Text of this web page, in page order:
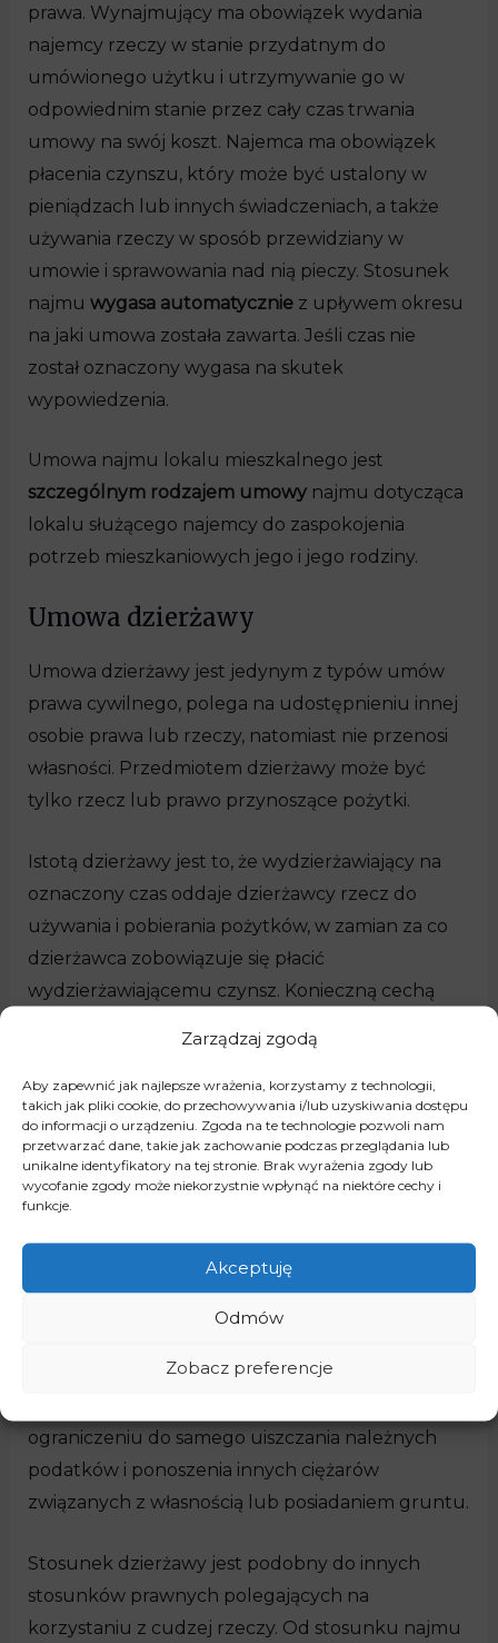
Zarządzaj zgodą
Aby zapewnić jak najlepsze wrażenia, korzystamy z technologii,
takich jak pliki cookie, do przechowywania i/lub uzyskiwania dostępu
do informacji o urządzeniu. Zgoda na te technologie pozwoli nam
przetwarzać dane, takie jak zachowanie podczas przeglądania lub
unikalne identyfikatory na tej stronie. Brak wyrażenia zgody lub
wycofanie zgody może niekorzystnie wpłynąć na niektóre cechy i
funkcje.
Akceptuję
Odmów
Zobacz preferencje
prawa. Wynajmujący ma obowiązek wydania
najemcy rzeczy w stanie przydatnym do
umówionego użytku i utrzymywanie go w
odpowiednim stanie przez cały czas trwania
umowy na swój koszt. Najemca ma obowiązek
płacenia czynszu, który może być ustalony w
pieniądzach lub innych świadczeniach, a także
używania rzeczy w sposób przewidziany w
umowie i sprawowania nad nią pieczy. Stosunek
najmu wygasa automatyczniez upływem okresu
na jaki umowa została zawarta. Jeśli czas nie
został oznaczony wygasa na skutek
wypowiedzenia.
Umowa najmu lokalu mieszkalnego jest
szczególnym rodzajem umowynajmu dotycząca
lokalu służącego najemcy do zaspokojenia
potrzeb mieszkaniowych jego i jego rodziny.
Umowa dzierżawy
Umowa dzierżawy jest jedynym z typów umów
prawa cywilnego, polega na udostępnieniu innej
osobie prawa lub rzeczy, natomiast nie przenosi
własności. Przedmiotem dzierżawy może być
tylko rzecz lub prawo przynoszące pożytki.
Istotą dzierżawy jest to, że wydzierżawiający na
oznaczony czas oddaje dzierżawcy rzecz do
używania i pobierania pożytków, w zamian za co
dzierżawca zobowiązuje się płacić
wydzierżawiającemu czynsz. Konieczną cechą
Dzierżawca powinien wykonywać swoje prawo
zgodnie z zasadami prawidłowej gospodarki i nie
może zmieniać przeznaczenia przedmiotu
dzierżawy bez zgody wydzierżawiającego. Nie
może również bez zgody wydzierżawiającego
oddawać rzeczy osobie trzeciej. W trakcie
dzierżawy dzierżawca zobowiązany jest do
dokonywania napraw niezbędnych do
Dzierżawić można zarównorzeczy, jak i prawa
ograniczeniu do samego uiszczania należnych
podatków i ponoszenia innych ciężarów
związanych z własnością lub posiadaniem gruntu.
Stosunek dzierżawy jest podobny do innych
stosunków prawnych polegających na
korzystaniu z cudzej rzeczy. Od stosunku najmu